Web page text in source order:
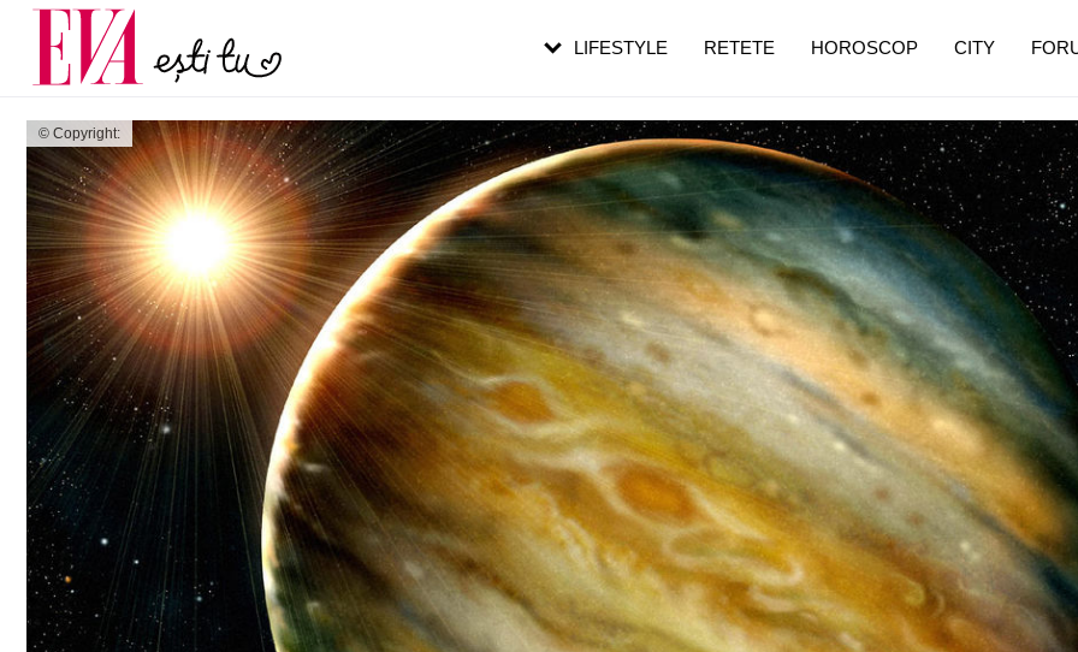
© Copyright:
LIFESTYLE RETETE HOROSCOP CITY
Carieră
Actualitate
pe măsură ce înaintezi în vârstă